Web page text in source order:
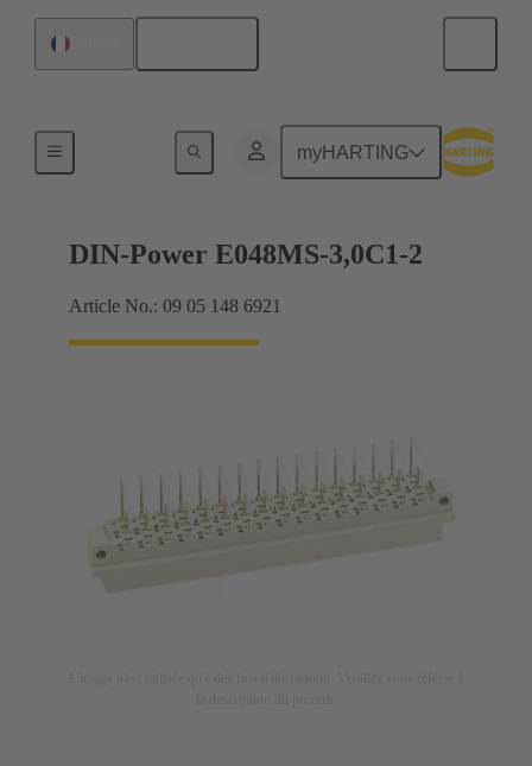
myHARTING
Raccordement carte mère à carte fille
DIN-Power E048MS-3,0C1-2
Article No.: 09 05 148 6921